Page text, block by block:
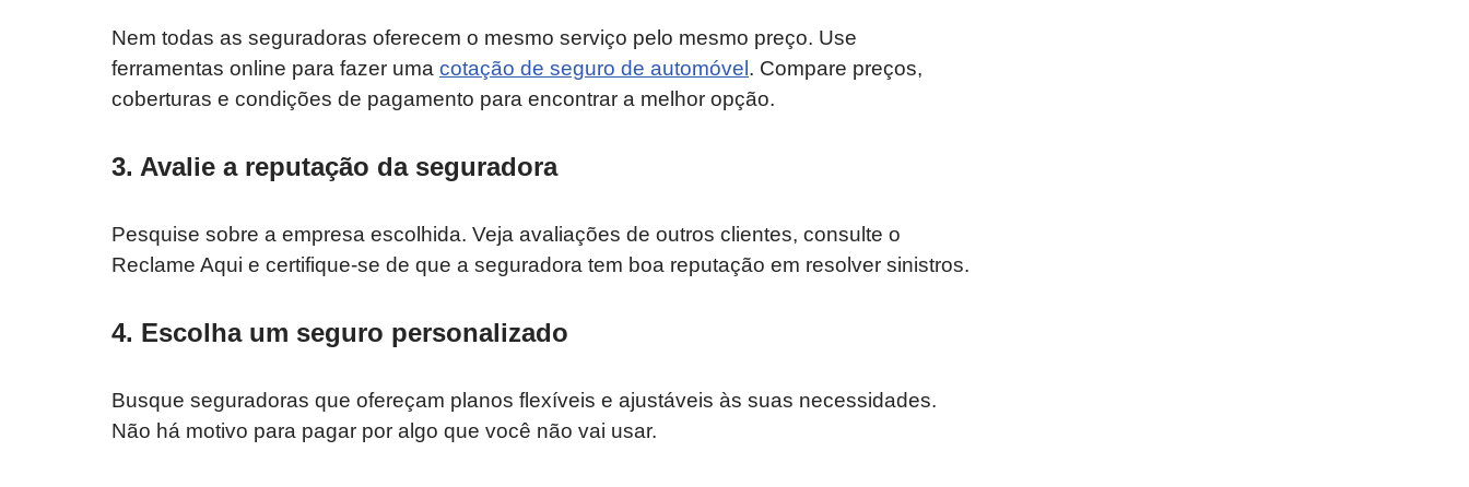
Nem todas as seguradoras oferecem o mesmo serviço pelo mesmo preço. Use
ferramentas online para fazer uma cotação de seguro de automóvel . Compare preços,
coberturas e condições de pagamento para encontrar a melhor opção.
3. Avalie a reputação da seguradora
Pesquise sobre a empresa escolhida. Veja avaliações de outros clientes, consulte o
Reclame Aqui e certifique-se de que a seguradora tem boa reputação em resolver sinistros.
4. Escolha um seguro personalizado
Busque seguradoras que ofereçam planos flexíveis e ajustáveis às suas necessidades.
Não há motivo para pagar por algo que você não vai usar.